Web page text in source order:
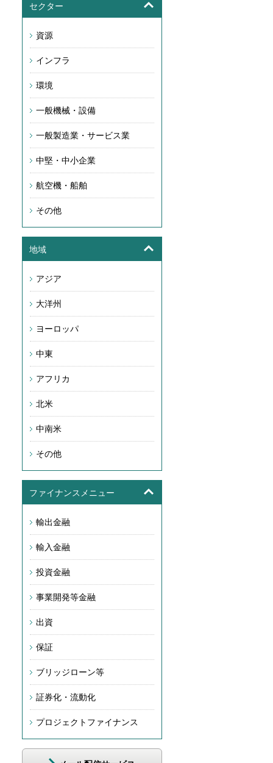
セクター
資源
インフラ
環境
一般機械・設備
一般製造業・サービス業
中堅・中小企業
航空機・船舶
その他
地域
アジア
大洋州
ヨーロッパ
中東
アフリカ
北米
中南米
その他
ファイナンスメニュー
輸出金融
輸入金融
投資金融
事業開発等金融
出資
保証
ブリッジローン等
証券化・流動化
プロジェクトファイナンス